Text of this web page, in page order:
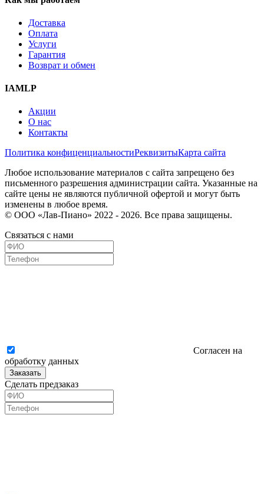
Доставка
Оплата
Услуги
Гарантия
Возврат и обмен
IAMLP
Акции
О нас
Контакты
Политика конфиценциальностиРеквизитыКарта сайта
Любое использование материалов с сайта запрещено без
письменного разрешения администрации сайта. Указанные на
сайте цены не являются публичной офертой и могут быть
изменены в любое время.
© ООО «Лав-Пиано» 2022 - 2026. Все права защищены.
Связаться с нами
Согласен на
обработку данных
Заказать
Сделать предзаказ